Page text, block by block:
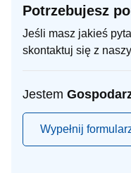
Potrzebujesz
Jeśli masz jakieś
skontaktuj się z
Jestem
Wypełnij